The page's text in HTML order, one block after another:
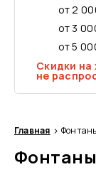
от 2
от 3
от 5
Скидки на
не
Главная